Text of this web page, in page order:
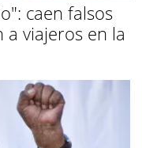
caen falsos
a viajeros en la